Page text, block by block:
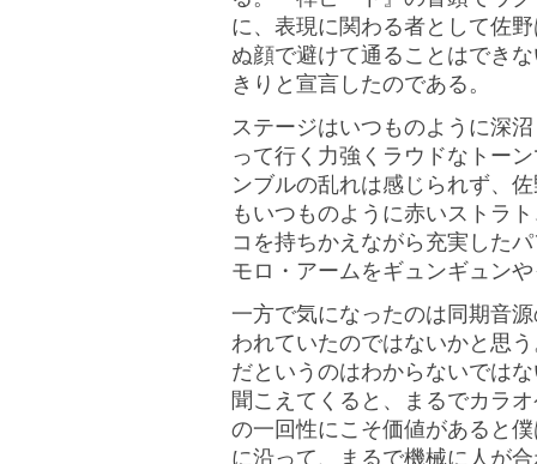
に、表現に関わる者として佐
ぬ顔で避けて通ることはでき
きりと宣言したのである。
ステージはいつものように深
って行く力強くラウドなトー
ンブルの乱れは感じられず、
もいつものように赤いストラ
コを持ちかえながら充実した
モロ・アームをギュンギュン
一方で気になったのは同期音
われていたのではないかと思
だというのはわからないでは
聞こえてくると、まるでカラ
の一回性にこそ価値があると
に沿って、まるで機械に人が